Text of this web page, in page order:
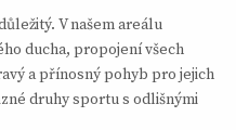
V našem areálu
ducha, propojení všech
a přínosný pohyb pro jejich
druhy sportu s odlišnými